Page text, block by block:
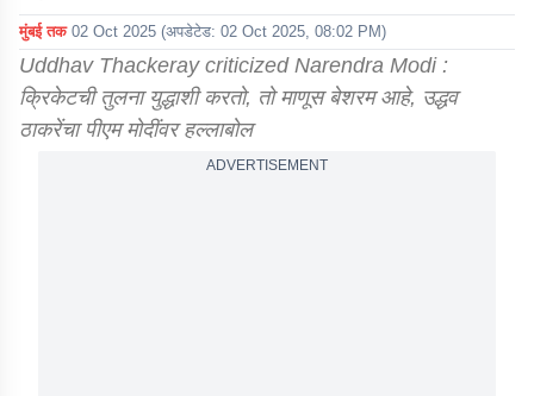
मुंबई तक 02 Oct 2025 (अपडेटेड: 02 Oct 2025, 08:02 PM)
Uddhav Thackeray criticized Narendra Modi :
क्रिकेटची तुलना युद्धाशी करतो, तो माणूस बेशरम आहे, उद्धव
ठाकरेंचा पीएम मोदींवर हल्लाबोल
ADVERTISEMENT